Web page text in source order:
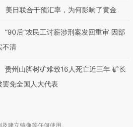
美日联合干预汇率，为何影响了黄金
“90后”农民工讨薪涉刑案发回重审 因部
不清
贵州山脚树矿难致16人死亡近三年 矿长
罢免全国人大代表
建立镜像等任何使用。